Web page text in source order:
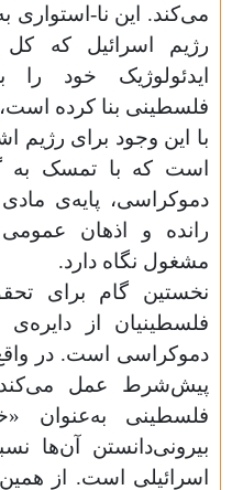
می‌کند. این نا-
رژیم اسرائیل که
ایدئولوژیک خود
فلسطینی بنا کرده
با این وجود برای رژیم
است که با تمسک به
دموکراسی، پایه‌ی
رانده و اذهان
مشغول نگاه دارد.
نخستین گام برای
فلسطینیان از
دموکراسی است. در
پیش‌شرط عمل
فلسطینی به‌عنوان
بیرونی‌دانستن آن‌ها
اسرائیلی است. از